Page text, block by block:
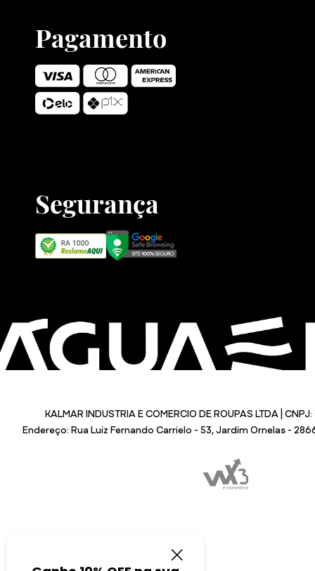
Pagamento
Segurança
KALMAR INDUSTRIA E COMERCIO DE ROUPAS LTDA |
Endereço: Rua Luiz Fernando Carrielo - 53, Jardim Ornelas -